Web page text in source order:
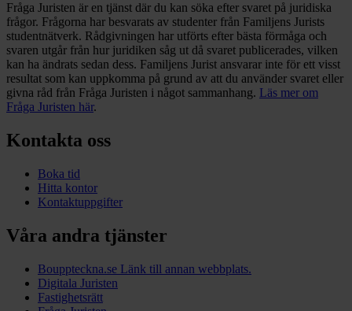
Fråga Juristen är en tjänst där du kan söka efter svaret på juridiska
frågor. Frågorna har besvarats av studenter från Familjens Jurists
studentnätverk. Rådgivningen har utförts efter bästa förmåga och
svaren utgår från hur juridiken såg ut då svaret publicerades, vilken
kan ha ändrats sedan dess. Familjens Jurist ansvarar inte för ett visst
resultat som kan uppkomma på grund av att du använder svaret eller
givna råd från Fråga Juristen i något sammanhang. Läs mer om
Fråga Juristen här.
Kontakta oss
Boka tid
Hitta kontor
Kontaktuppgifter
Våra andra tjänster
Bouppteckna.se Länk till annan webbplats.
Digitala Juristen
Fastighetsrätt